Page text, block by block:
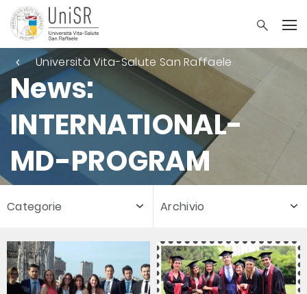
Università Vita-Salute San Raffaele
News:
INTERNATIONAL-
MD-PROGRAM
Categorie Archivio